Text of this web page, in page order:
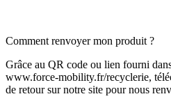
Comment renvoyer mon produit ?
Grâce au QR code ou lien fourni
www.force-mobility.fr/recyclerie,
de retour sur notre site pour nous